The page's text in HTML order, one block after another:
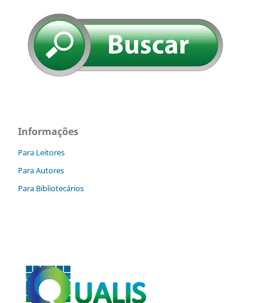
Informações
Para Leitores
Para Autores
Para Bibliotecários